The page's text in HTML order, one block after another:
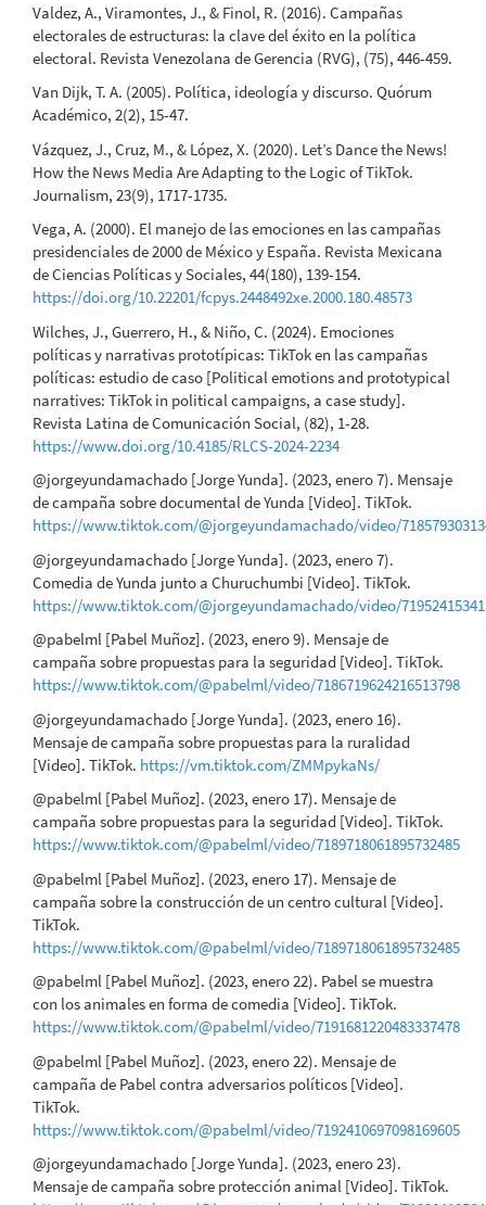
Valdez, A., Viramontes, J., & Finol, R. (2016). Campañas
electorales de estructuras: la clave del éxito en la política
electoral. Revista Venezolana de Gerencia (RVG), (75), 446-459.
Van Dijk, T. A. (2005). Política, ideología y discurso. Quórum
Académico, 2(2), 15-47.
Vázquez, J., Cruz, M., & López, X. (2020). Let’s Dance the News!
How the News Media Are Adapting to the Logic of TikTok.
Journalism, 23(9), 1717-1735.
Vega, A. (2000). El manejo de las emociones en las campañas
presidenciales de 2000 de México y España. Revista Mexicana
de Ciencias Políticas y Sociales, 44(180), 139-154.
https://doi.org/10.22201/fcpys.2448492xe.2000.180.48573
Wilches, J., Guerrero, H., & Niño, C. (2024). Emociones
políticas y narrativas prototípicas: TikTok en las campañas
políticas: estudio de caso [Political emotions and prototypical
narratives: TikTok in political campaigns, a case study].
Revista Latina de Comunicación Social, (82), 1-28.
https://www.doi.org/10.4185/RLCS-2024-2234
@jorgeyundamachado [Jorge Yunda]. (2023, enero 7). Mensaje
de campaña sobre documental de Yunda [Video]. TikTok.
https://www.tiktok.com/@jorgeyundamachado/video/
@jorgeyundamachado [Jorge Yunda]. (2023, enero 7).
Comedia de Yunda junto a Churuchumbi [Video]. TikTok.
https://www.tiktok.com/@jorgeyundamachado/video/
@pabelml [Pabel Muñoz]. (2023, enero 9). Mensaje de
campaña sobre propuestas para la seguridad [Video]. TikTok.
https://www.tiktok.com/@pabelml/video/7186719624216513798
@jorgeyundamachado [Jorge Yunda]. (2023, enero 16).
Mensaje de campaña sobre propuestas para la ruralidad
[Video]. TikTok. https://vm.tiktok.com/ZMMpykaNs/
@pabelml [Pabel Muñoz]. (2023, enero 17). Mensaje de
campaña sobre propuestas para la seguridad [Video]. TikTok.
https://www.tiktok.com/@pabelml/video/7189718061895732485
@pabelml [Pabel Muñoz]. (2023, enero 17). Mensaje de
campaña sobre la construcción de un centro cultural [Video].
TikTok.
https://www.tiktok.com/@pabelml/video/7189718061895732485
@pabelml [Pabel Muñoz]. (2023, enero 22). Pabel se muestra
con los animales en forma de comedia [Video]. TikTok.
https://www.tiktok.com/@pabelml/video/7191681220483337478
@pabelml [Pabel Muñoz]. (2023, enero 22). Mensaje de
campaña de Pabel contra adversarios políticos [Video].
TikTok.
https://www.tiktok.com/@pabelml/video/7192410697098169605
@jorgeyundamachado [Jorge Yunda]. (2023, enero 23).
Mensaje de campaña sobre protección animal [Video]. TikTok.